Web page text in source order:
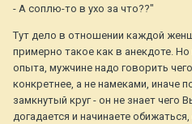
- А соплю-то в ухо за что??"
Тут дело в отношении каждой
примерно такое как в анекдоте.
опыта, мужчине надо говорить
конкретнее, а не намеками, иначе
замкнутый круг - он не знает чего
догадается и начинаете